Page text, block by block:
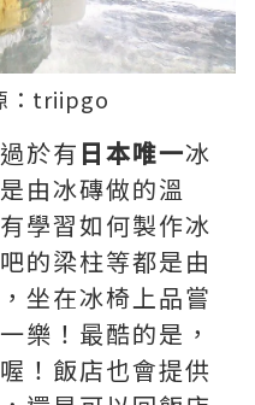
triipgo
於有 日本唯一冰
由冰磚做的溫
學習如何製作冰
的梁柱等都是由
坐在冰椅上品嘗
樂！最酷的是，
！飯店也會提供